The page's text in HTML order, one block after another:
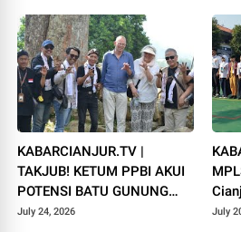
KABARCIANJUR.TV |
TAKJUB! KETUM PPBI AKUI
POTENSI BATU GUNUNG
PADANG
July 24, 2026 July